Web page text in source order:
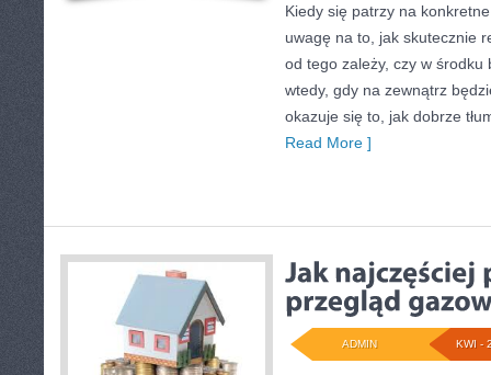
Kiedy się patrzy na
uwagę na to, jak skutecznie
od tego zależy, czy w
wtedy, gdy na zewnątrz
okazuje się to, jak dobrze
Read More ]
KWI -
ADMIN